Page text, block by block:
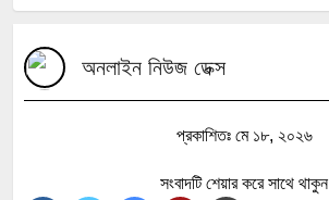
অনলাইন নিউজ ডেক্স
প্রকাশিতঃ মে ১৮, ২০২৬
সংবাদটি শেয়ার করে সাথে থাকুন